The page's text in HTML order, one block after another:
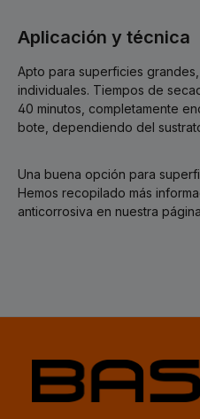
Aplicación y técnica
Apto para superficies
individuales. Tiempos de
40 minutos, completamente
bote, dependiendo del
Una buena opción para
Hemos recopilado más
anticorrosiva en nuestra